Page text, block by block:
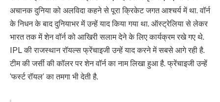
अचानक दुनिया को अलविदा कहने से पूरा क्रिकेट जगत आश्चर्य में था. वॉर्न
के निधन के बाद दुनियाभर में उन्हें याद किया गया था. ऑस्ट्रेलिया से लेकर
भारत तक में शेन वॉर्न को आखिरी सलाम देने के लिए कार्यक्रम रखे गए थे.
IPL की राजस्थान रॉयल्स फ्रेंचाइजी उन्हें याद करने में सबसे आगे रही है.
टीम की जर्सी की कॉलर पर शेन वॉर्न का नाम लिखा हुआ है. फ्रेंचाइजी उन्हें
‘फर्स्ट रॉयल’ का तमगा भी देती है.